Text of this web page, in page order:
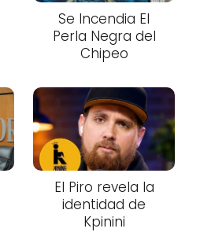
Se Incendia El
Perla Negra del
Chipeo
El Piro revela la
identidad de
Kpinini